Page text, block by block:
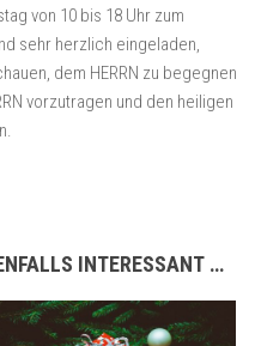
von 10 bis 18 Uhr zum
sehr herzlich eingeladen,
dem HERRN zu begegnen
vorzutragen und den heiligen
INTERESSANT …